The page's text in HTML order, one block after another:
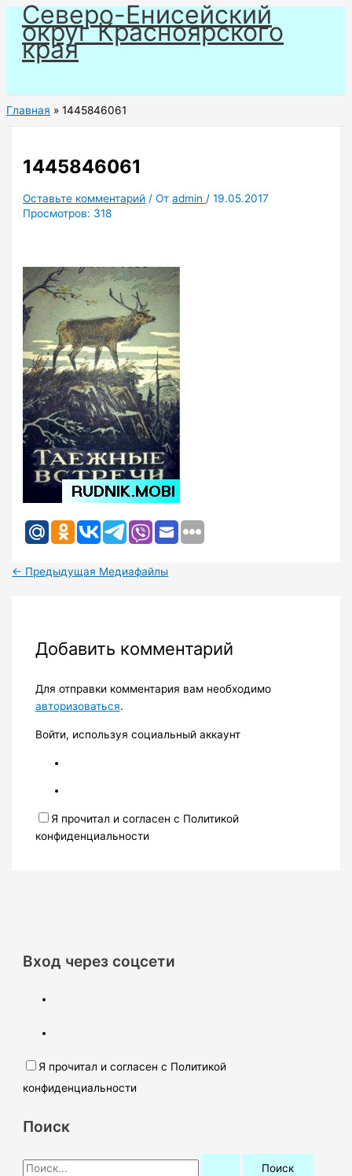
Перейти
содержимому
Северо-Енисейский
округ Красноярского
края
Главная 1445846061
1445846061
Оставьте комментарий / Отadmin /19.05.2017
Просмотров: 318
← Предыдущая Медиафайлы
Добавить комментарий
Для отправки комментария вам необходимо
авторизоваться.
Войти, используя социальный аккаунт
Я прочитал и согласен с Политикой
конфиденциальности
Вход через соцсети
Я прочитал и согласен с Политикой
конфиденциальности
Поиск
П